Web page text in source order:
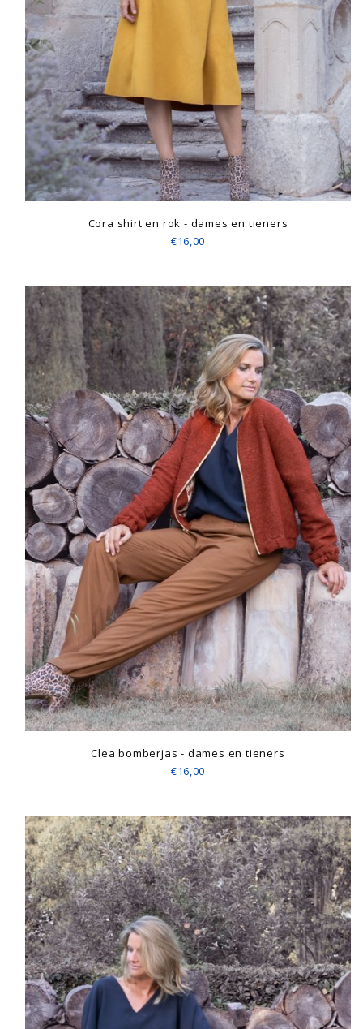
Cora shirt en rok - dames en tieners
€16,00
Clea bomberjas - dames en tieners
€16,00